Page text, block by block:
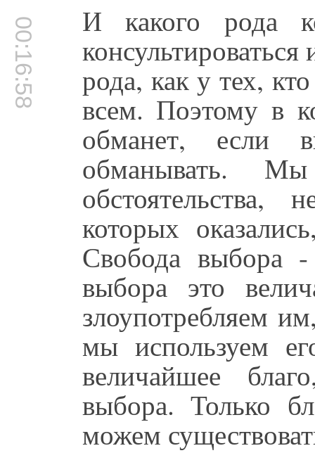
00:16:58 И какого рода
рода, как у тех,
всем. Поэтому в
обманет, если
обманывать.
обстоятельства,
которых
Свобода выбора
выбора это
злоупотребляем
мы используем
величайшее
выбора. Только
можем